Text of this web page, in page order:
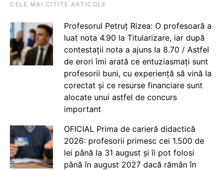
CELE MAI CITITE ARTICOLE
Profesorul Petruț Rizea: O profesoară a
luat nota 4.90 la Titularizare, iar după
contestații nota a ajuns la 8.70 / Astfel
de erori îmi arată ce entuziasmați sunt
profesorii buni, cu experiență să vină la
corectat și ce resurse financiare sunt
alocate unui astfel de concurs
important
OFICIAL Prima de carieră didactică
2026: profesorii primesc cei 1.500 de
lei până la 31 august și îi pot folosi
până în august 2027 dacă rămân în